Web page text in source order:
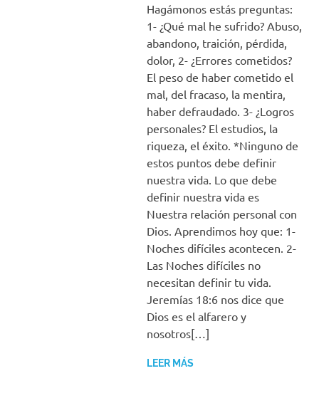
Hagámonos estás preguntas:
1- ¿Qué mal he sufrido? Abuso,
abandono, traición, pérdida,
dolor, 2- ¿Errores cometidos?
El peso de haber cometido el
mal, del fracaso, la mentira,
haber defraudado. 3- ¿Logros
personales? El estudios, la
riqueza, el éxito. *Ninguno de
estos puntos debe definir
nuestra vida. Lo que debe
definir nuestra vida es
Nuestra relación personal con
Dios. Aprendimos hoy que: 1-
Noches difíciles acontecen. 2-
Las Noches difíciles no
necesitan definir tu vida.
Jeremías 18:6 nos dice que
Dios es el alfarero y
nosotros[…]
LEER MÁS